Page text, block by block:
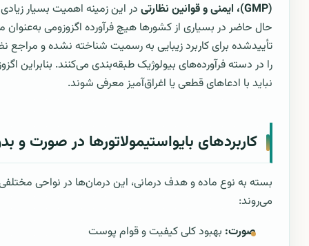
(GMP)، ایمنی و قوانین نظارتی
در این زمینه اهمیت بسیار زیادی
حال حاضر در بسیاری از کشورها هیچ فرآورده اگزوزومی
تأییدشده برای کاربرد زیبایی به رسمیت شناخته نشده و مراجع
را در دسته فرآورده‌های بیولوژیک طبقه‌بندی می‌کنند. بنابراین
نباید با ادعاهای قطعی یا اغراق‌آمیز معرفی شوند.
کاربردهای بایواستیمولاتورها در صورت و
بسته به نوع ماده و هدف درمانی، این درمان‌ها در نواحی مختلفی
می‌روند:
صورت: بهبود کلی کیفیت و قوام پوست